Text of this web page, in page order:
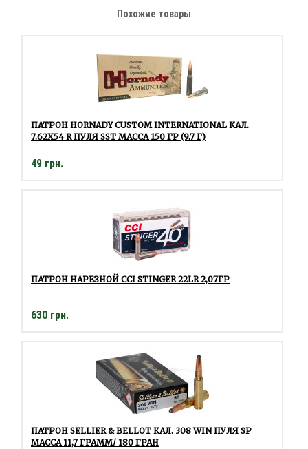
Похожие товары
ПАТРОН HORNADY CUSTOM INTERNATIONAL КАЛ.
7.62Х54 R ПУЛЯ SST МАССА 150 ГР (9.7 Г)
49 грн.
ПАТРОН НАРЕЗНОЙ CCI STINGER 22LR 2,07ГР
630 грн.
ПАТРОН SELLIER & BELLOT КАЛ. 308 WIN ПУЛЯ SP
МАССА 11,7 ГРАММ/ 180 ГРАН